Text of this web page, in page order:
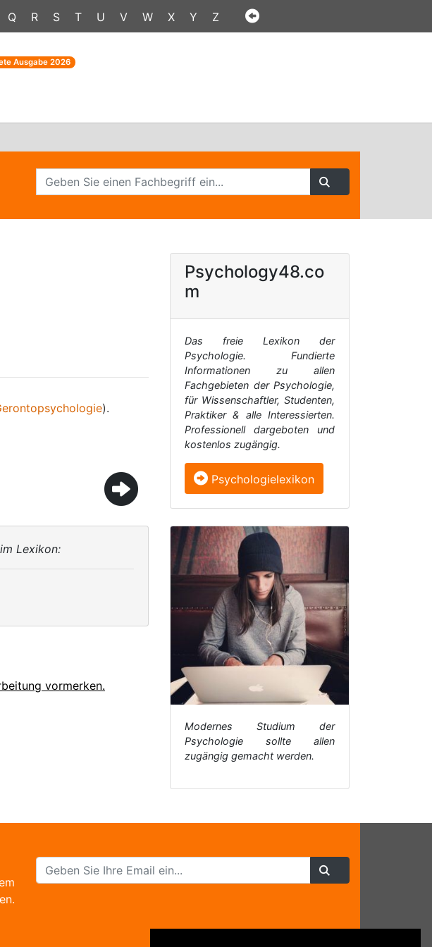
Q R S T U V W X Y Z
Ausgabe 2026
).
Lexikon:
vormerken.
Psychology48.co
m
Das freie Lexikon der
Psychologie. Fundierte
Informationen zu allen
Fachgebieten der Psychologie,
für Wissenschaftler, Studenten,
Praktiker & alle Interessierten.
Professionell dargeboten und
kostenlos zugängig.
Psychologielexikon
Modernes Studium der
Psychologie sollte allen
zugängig gemacht werden.